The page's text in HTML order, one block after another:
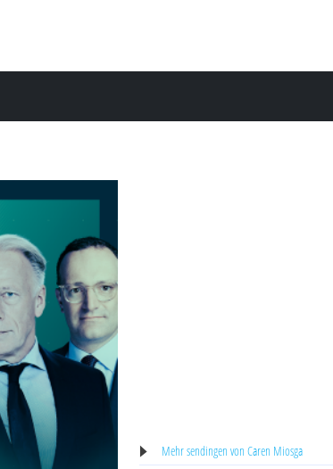
Mehr sendingen von Caren Miosga